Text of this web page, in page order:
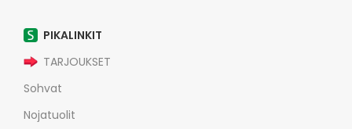
PIKALINKIT
TARJOUKSET
Sohvat
Nojatuolit